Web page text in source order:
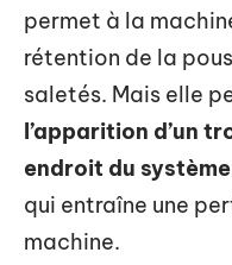
permet à la
rétention de la
saletés. Mais elle
l’apparition d’un
endroit du système
qui entraîne une
machine.